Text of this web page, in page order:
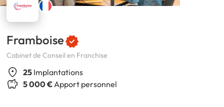
Framboise
Cabinet de Conseil en Franchise
25 Implantations
5 000 € Apport personnel